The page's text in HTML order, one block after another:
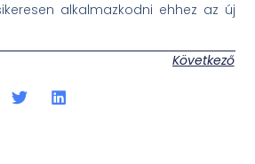
alkalmazkodni ehhez az új
Következő